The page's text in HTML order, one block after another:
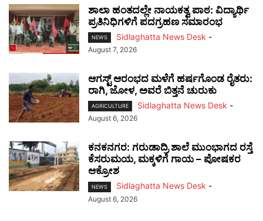
ಶಾಲಾ ಹಂತದಲ್ಲೇ ನಾಯಕತ್ವ ಪಾಠ: ವಿದ್ಯಾರ್ಥಿ
ಪ್ರತಿನಿಧಿಗಳಿಗೆ ಪದಗ್ರಹಣ ಸಮಾರಂಭ
NEWS Sidlaghatta News Desk -
August 7, 2026
ಆಗಸ್ಟ್ ಆರಂಭದ ಮಳೆಗೆ ಹರ್ಷಗೊಂಡ ರೈತರು:
ರಾಗಿ, ಜೋಳ, ಅವರೆ ಬಿತ್ತನೆ ಚುರುಕು
AGRICULTURE Sidlaghatta News Desk -
August 6, 2026
ಕನಕನಗರ: ಗರುಡಾದ್ರಿ ಶಾಲೆ ಮುಂಭಾಗದ ರಸ್ತೆ
ಕೆಸರುಮಯ, ಮಕ್ಕಳಿಗೆ ಗಾಯ – ಪೋಷಕರ
ಆಕ್ರೋಶ
NEWS Sidlaghatta News Desk -
August 6, 2026